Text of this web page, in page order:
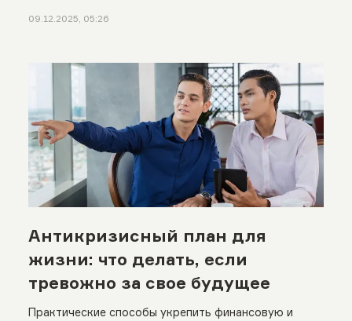
09.12.2025, 05:26
Антикризисный план для
жизни: что делать, если
тревожно за свое будущее
Практические способы укрепить финансовую и